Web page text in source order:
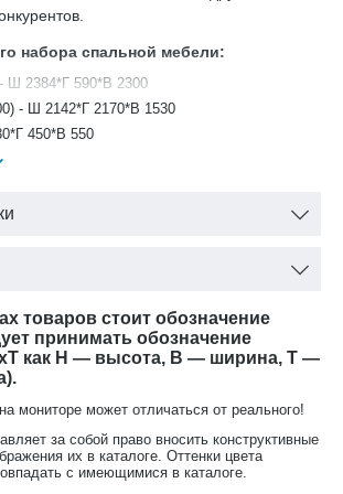
набора спальной мебели:
Ш 2384*Г 590*В 2300
- Ш 2142*Г 2170*В 1530
450*В 550
- Ш 790*Г 500*В 1000
товаров стоит обозначение
принимать обозначение
как H — высота, B — ширина, T —
мониторе может отличаться от реального!
за собой право вносить конструктивные
их в каталоге. Оттенки цвета
с имеющимися в каталоге.